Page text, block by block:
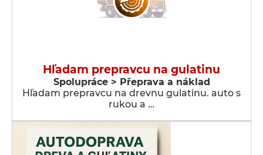
Hľadam prepravcu na gulatinu
Spolupráce > Přeprava a náklad
Hľadam prepravcu na drevnu gulatinu. auto s
rukou a …